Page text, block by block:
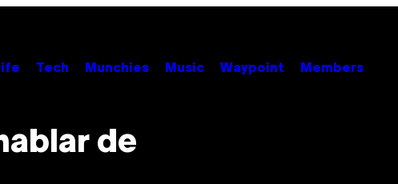
Tech Munchies Music Waypoint Members
de